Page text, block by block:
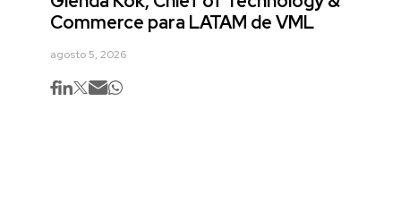
Commerce para LATAM de VML
agosto 5, 2026